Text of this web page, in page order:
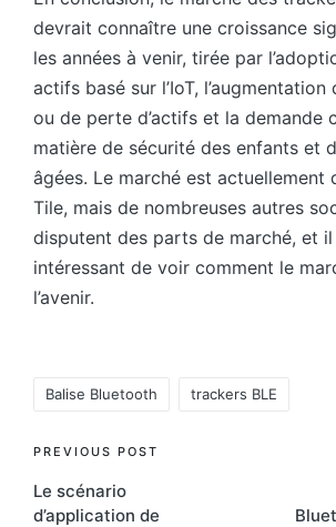
devrait connaître une croissance
les années à venir, tirée par
actifs basé sur l’IoT,
ou de perte d’actifs et la demande
matière de sécurité des enfants et
âgées. Le marché est actuellement
Tile, mais de nombreuses autres
disputent des parts de marché, et il
intéressant de voir comment le
l’avenir.
Balise Bluetooth trackers BLE
Post
navigation
PREVIOUS POST
Le scénario
d’application de